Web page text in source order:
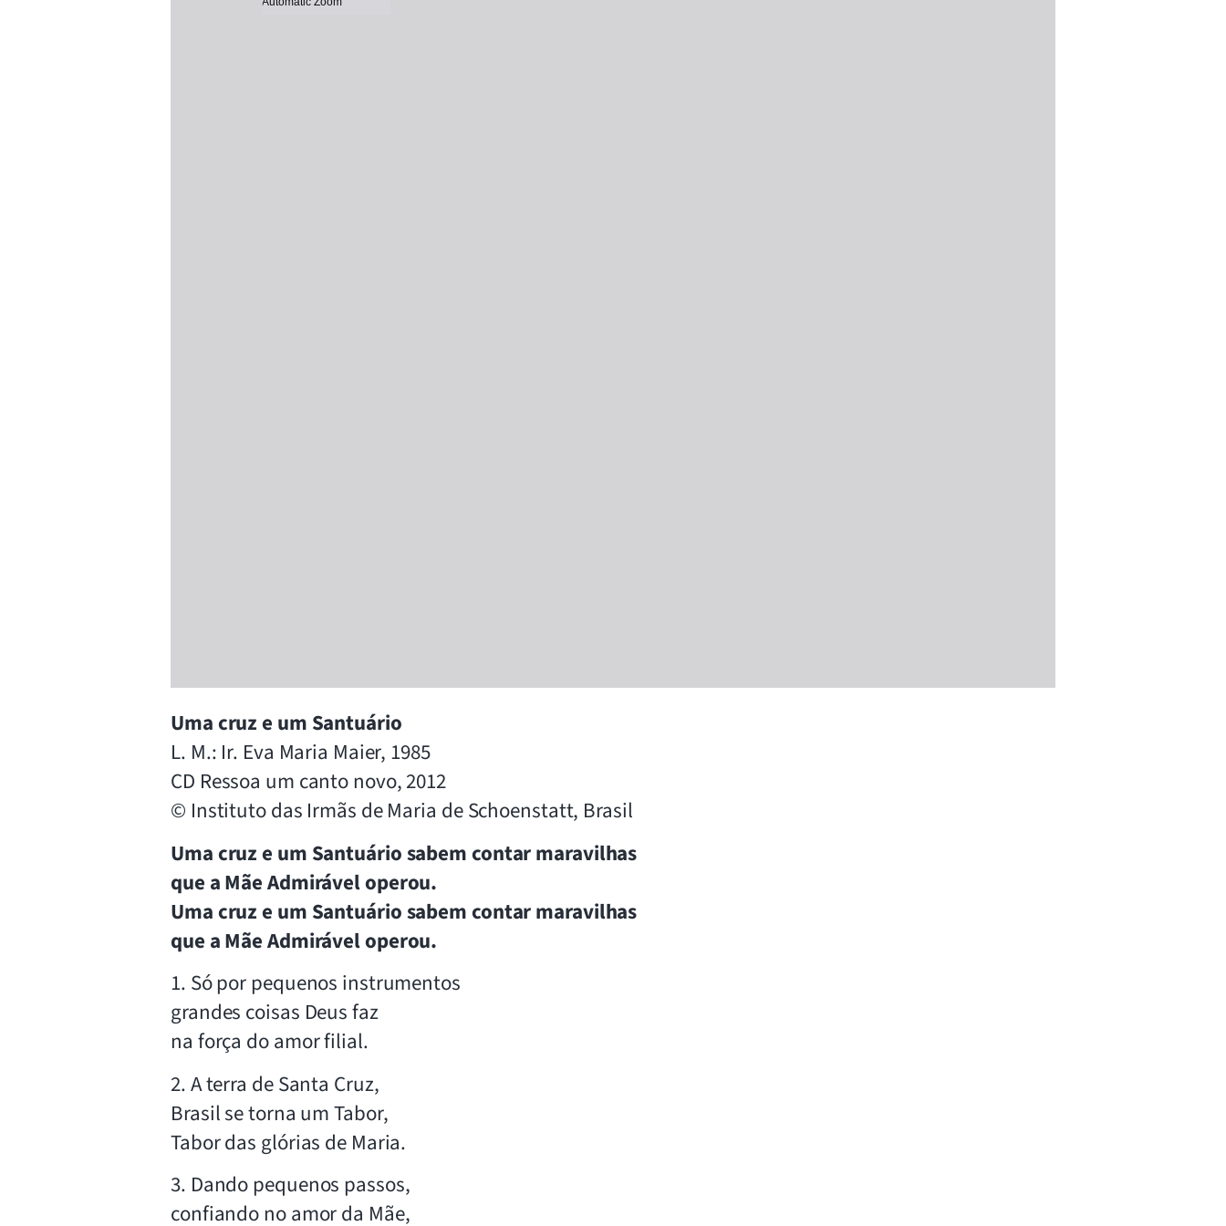
Uma cruz e um Santuário
L. M.: Ir. Eva Maria Maier, 1985
CD Ressoa um canto novo, 2012
© Instituto das Irmãs de Maria de Schoenstatt, Brasil
Uma cruz e um Santuário sabem contar maravilhas
que a Mãe Admirável operou.
Uma cruz e um Santuário sabem contar maravilhas
que a Mãe Admirável operou.
1. Só por pequenos instrumentos
grandes coisas Deus faz
na força do amor filial.
2. A terra de Santa Cruz,
Brasil se torna um Tabor,
Tabor das glórias de Maria.
3. Dando pequenos passos,
confiando no amor da Mãe,